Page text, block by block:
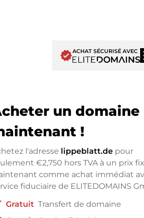
verifiedACHAT SÉCURISÉ AVEC
un domaine
!
l'adresse lippeblatt.de pour
€2,750 hors TVA à un prix
comme achat immédiat
fiduciaire de ELITEDOMAINS
Gratuit Transfert de domaine